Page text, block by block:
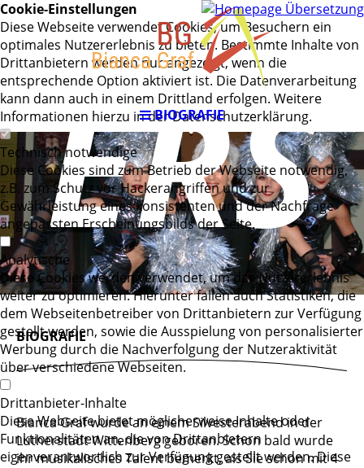
BIOGRAFIE
ERS
BIOGRAFIE
Bianca Graf wurde an einem Silvesterabend in der
Lutherstadt Wittenberg geboren. Schon bald wurde
ihr musikalisches Talent bemerkt, als Sie schon mit 4
Cookie-Einstellungen
Diese Webseite verwendet Cookies, um Besuchern ein
optimales Nutzererlebnis zu bieten. Bestimmte Inhalte von
Drittanbietern werden nur angezeigt, wenn die
entsprechende Option aktiviert ist. Die Datenverarbeitung
kann dann auch in einem Drittland erfolgen. Weitere
Informationen hierzu in der Datenschutzerklärung.
Technisch notwendige
Diese Cookies sind zum Betrieb der Webseite notwendig,
z.B. zum Schutz vor Hackerangriffen und zur
Gewährleistung eines konsistenten und der Nachfrage
angepassten Erscheinungsbilds der Seite.
Analytische
Diese Cookies werden verwendet, um das Nutzererlebnis
weiter zu optimieren. Hierunter fallen auch Statistiken, die
dem Webseitenbetreiber von Drittanbietern zur Verfügung
gestellt werden, sowie die Ausspielung von personalisierter
Werbung durch die Nachverfolgung der Nutzeraktivität
über verschiedene Webseiten.
Drittanbieter-Inhalte
Diese Webseite bietet möglicherweise Inhalte oder
Funktionalitäten an, die von Drittanbietern
eigenverantwortlich zur Verfügung gestellt werden. Diese